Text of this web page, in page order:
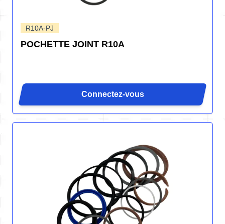
R10A-PJ
POCHETTE JOINT R10A
Connectez-vous